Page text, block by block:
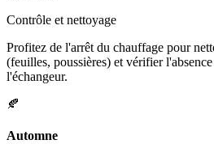
Contrôle et nettoyage
Profitez de l'arrêt du chauffage pour
(feuilles, poussières) et vérifier
l'échangeur.
🍂
Automne